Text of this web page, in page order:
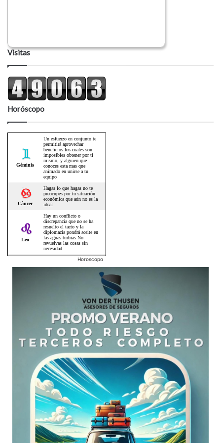
Visitas
Horóscopo
Horoscopo